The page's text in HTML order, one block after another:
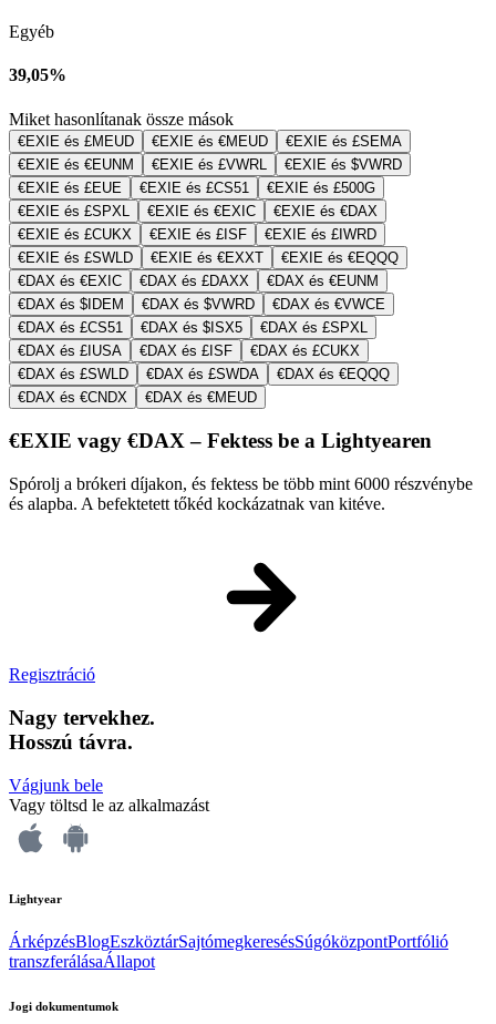
Egyéb
39,05%
Miket hasonlítanak össze mások
€EXIE és £MEUD €EXIE és €MEUD
€EXIE és £SEMA
€EXIE és €EUNM
€EXIE és £VWRL
€EXIE és $VWRD
€EXIE és £EUE
€EXIE és £CS51
€EXIE és £500G
€EXIE és £SPXL
€EXIE és €EXIC
€EXIE és €DAX
€EXIE és £CUKX
€EXIE és £ISF
€EXIE és £IWRD
€EXIE és £SWLD
€EXIE és €EXXT
€EXIE és €EQQQ
€DAX és €EXIC
€DAX és £DAXX
€DAX és €EUNM
€DAX és $IDEM
€DAX és $VWRD
€DAX és €VWCE
€DAX és £CS51
€DAX és $ISX5
€DAX és £SPXL
€DAX és £IUSA
€DAX és £ISF
€DAX és £CUKX
€DAX és £SWLD
€DAX és £SWDA
€DAX és €EQQQ
€DAX és €CNDX
€DAX és €MEUD
€EXIE vagy €DAX – Fektess be a Lightyearen
Spórolj a brókeri díjakon, és fektess be több mint 6000 részvénybe
és alapba. A befektetett tőkéd kockázatnak van kitéve.
Regisztráció
Nagy tervekhez.
Hosszú távra.
Vágjunk bele
Vagy töltsd le az alkalmazást
Lightyear
ÁrképzésBlogEszköztárSajtómegkeresésSúgóközpontPortfólió
transzferálásaÁllapot
Jogi dokumentumok